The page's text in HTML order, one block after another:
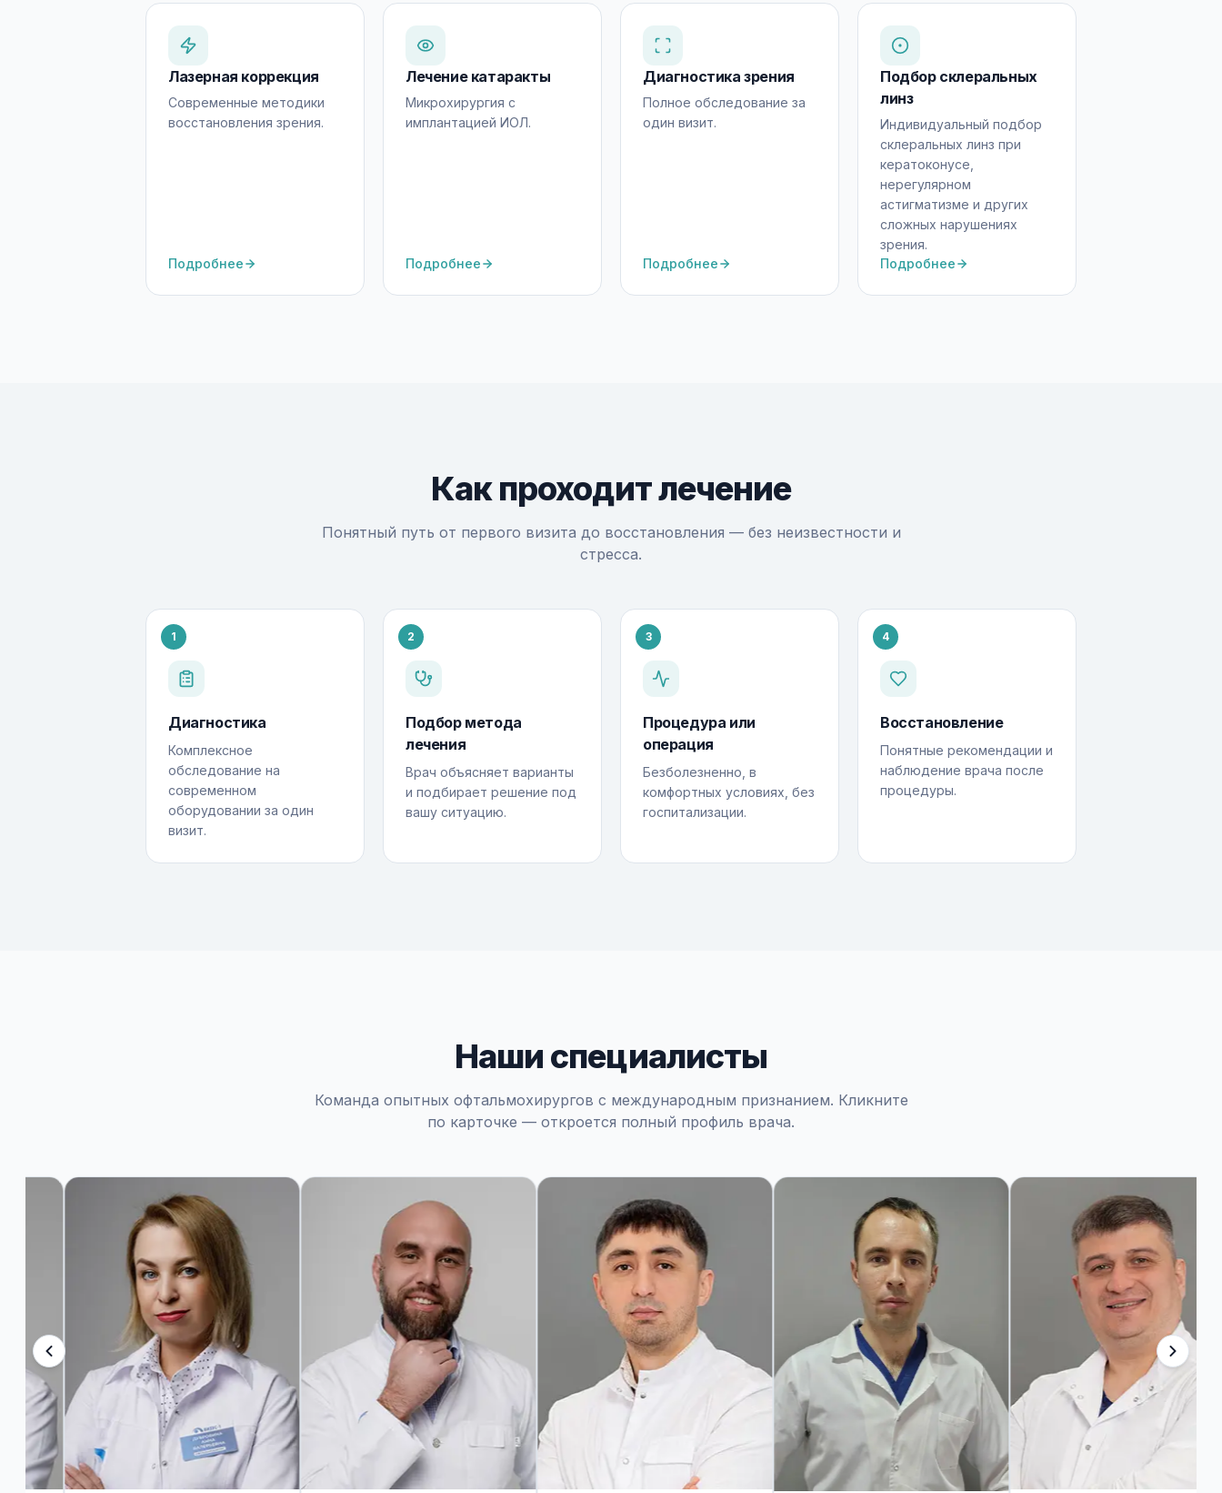
Лазерная коррекция
Современные методики
восстановления зрения.
Подробнее
Лечение катаракты
Микрохирургия с
имплантацией ИОЛ.
Подробнее
Диагностика зрения
Полное обследование за
один визит.
Подробнее
Подбор склеральных
линз
Индивидуальный подбор
склеральных линз при
кератоконусе,
нерегулярном
астигматизме и других
сложных нарушениях
зрения.
Подробнее
Как проходит лечение
Понятный путь от первого визита до восстановления — без неизвестности и
стресса.
1
Диагностика
Комплексное
обследование на
современном
оборудовании за один
визит.
2
Подбор метода
лечения
Врач объясняет варианты
и подбирает решение под
вашу ситуацию.
3
Процедура или
операция
Безболезненно, в
комфортных условиях, без
госпитализации.
4
Восстановление
Понятные рекомендации и
наблюдение врача после
процедуры.
Наши специалисты
Команда опытных офтальмохирургов с международным признанием. Кликните
по карточке — откроется полный профиль врача.